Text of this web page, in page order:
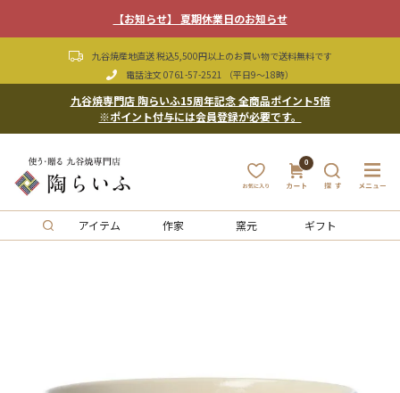
【お知らせ】 夏期休業日のお知らせ
九谷焼産地直送 税込5,500円以上のお買い物で送料無料です
電話注文 0761-57-2521 （平日9〜18時）
九谷焼専門店 陶らいふ15周年記念 全商品ポイント5倍
※ポイント付与には会員登録が必要です。
0
アイテム 作家 窯元 ギフト